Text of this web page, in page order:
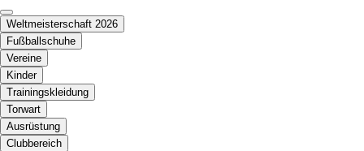
Weltmeisterschaft 2026
Fußballschuhe
Vereine
Kinder
Trainingskleidung
Torwart
Ausrüstung
Clubbereich